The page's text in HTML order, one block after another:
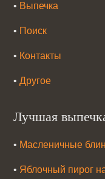
• Выпечка
• Поиск
• Контакты
•Другое
Лучшая
• Масленичные
• Яблочный пирог